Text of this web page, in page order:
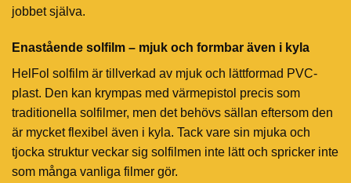
jobbet själva.
Enastående solfilm – mjuk och formbar även i kyla
HelFol solfilm är tillverkad av mjuk och lättformad PVC-
plast. Den kan krympas med värmepistol precis som
traditionella solfilmer, men det behövs sällan eftersom den
är mycket flexibel även i kyla. Tack vare sin mjuka och
tjocka struktur veckar sig solfilmen inte lätt och spricker inte
som många vanliga filmer gör.